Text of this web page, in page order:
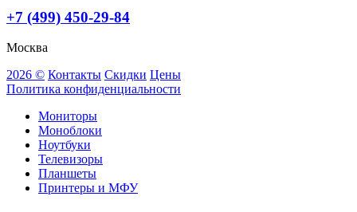
+7 (499) 450-29-84
Москва
2026 © Контакты Скидки Цены
Политика конфиденциальности
Мониторы
Моноблоки
Ноутбуки
Телевизоры
Планшеты
Принтеры и МФУ